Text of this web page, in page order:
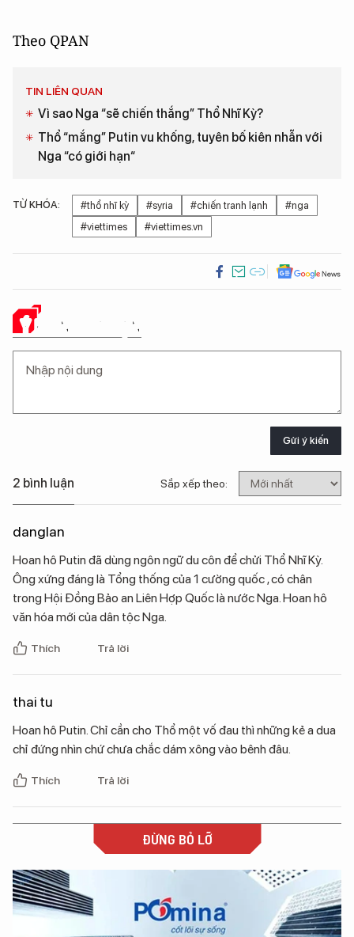
Theo QPAN
TIN LIÊN QUAN
Vì sao Nga “sẽ chiến thắng” Thổ Nhĩ Kỳ?
Thổ “mắng” Putin vu khống, tuyên bố kiên nhẫn với
Nga “có giới hạn“
TỪ KHÓA: #thổ nhĩ kỳ #syria #chiến tranh lạnh
#nga
#viettimes
#viettimes.vn
Ý KIẾN CỦA BẠN
Gửi ý kiến
2 bình luận Sắp xếp theo:
danglan
Hoan hô Putin đã dùng ngôn ngữ du côn để chửi Thổ Nhĩ Kỳ.
Ông xứng đáng là Tổng thống của 1 cường quốc , có chân
trong Hội Đồng Bảo an Liên Hợp Quốc là nước Nga. Hoan hô
văn hóa mới của dân tộc Nga.
Thích Trả lời
thai tu
Hoan hô Putin. Chỉ cần cho Thổ một vố đau thì những kẻ a dua
chỉ đứng nhìn chứ chưa chắc dám xông vào bênh đâu.
Thích Trả lời
ĐỪNG BỎ LỠ